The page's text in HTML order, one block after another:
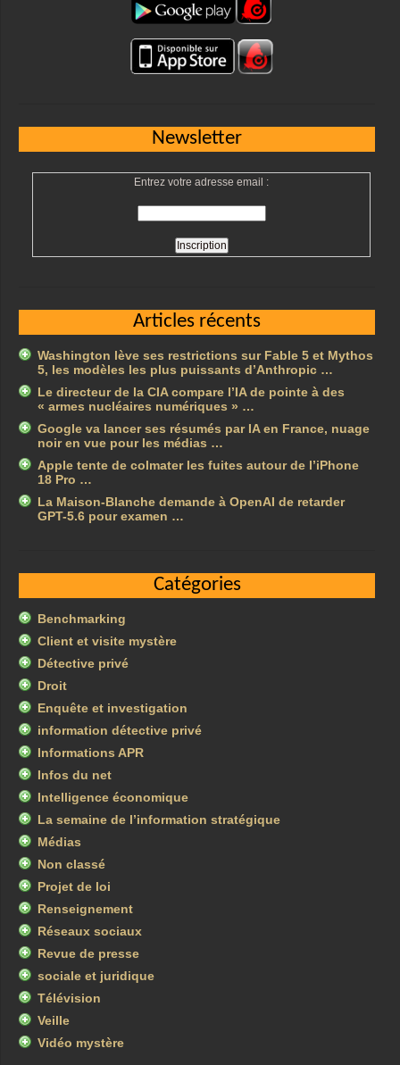
Newsletter
Entrez votre adresse email :
Articles récents
Washington lève ses restrictions sur Fable 5 et Mythos
5, les modèles les plus puissants d’Anthropic …
Le directeur de la CIA compare l’IA de pointe à des
« armes nucléaires numériques » …
Google va lancer ses résumés par IA en France, nuage
noir en vue pour les médias …
Apple tente de colmater les fuites autour de l’iPhone
18 Pro …
La Maison-Blanche demande à OpenAI de retarder
GPT-5.6 pour examen …
Catégories
Benchmarking
Client et visite mystère
Détective privé
Droit
Enquête et investigation
information détective privé
Informations APR
Infos du net
Intelligence économique
La semaine de l’information stratégique
Médias
Non classé
Projet de loi
Renseignement
Réseaux sociaux
Revue de presse
sociale et juridique
Télévision
Veille
Vidéo mystère